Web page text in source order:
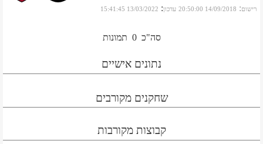
רישום:
14/09/2018 20:50:00 עדכון:
13/03/2022 15:41:45
סה"כ 0 תמונות
נתונים אישיים
שחקנים מקורבים
קבוצות מקורבות